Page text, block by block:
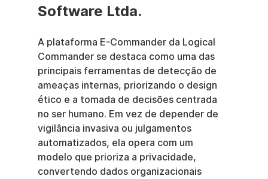
Software Ltda.
A plataforma E-Commander da Logical
Commander se destaca como uma das
principais ferramentas de detecção de
ameaças internas, priorizando o design
ético e a tomada de decisões centrada
no ser humano. Em vez de depender de
vigilância invasiva ou julgamentos
automatizados, ela opera com um
modelo que prioriza a privacidade,
convertendo dados organizacionais